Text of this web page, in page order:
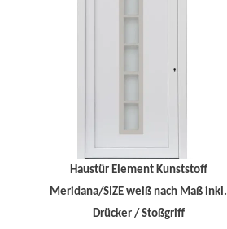
Haustür Element Kunststoff
Meridana/SIZE weiß nach Maß inkl.
Drücker / Stoßgriff